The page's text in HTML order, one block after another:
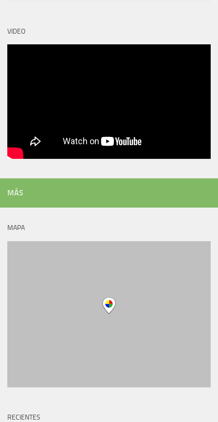
VIDEO
MÁS
MAPA
RECIENTES